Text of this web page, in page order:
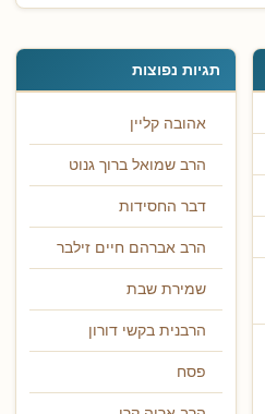
תגיות נפוצות
אהובה קליין
הרב שמואל ברוך גנוט
דבר החסידות
הרב אברהם חיים זילבר
שמירת שבת
הרבנית בקשי דורון
פסח